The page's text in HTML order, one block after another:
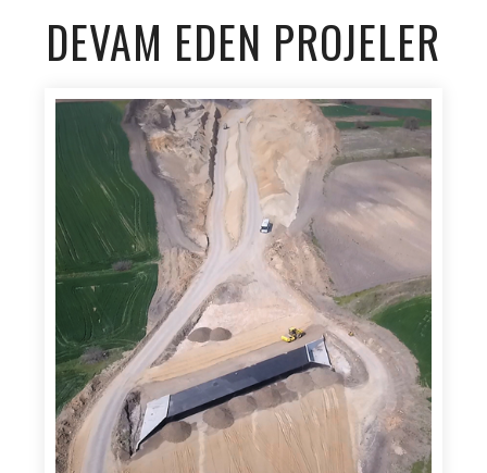
DEVAM EDEN PROJELER